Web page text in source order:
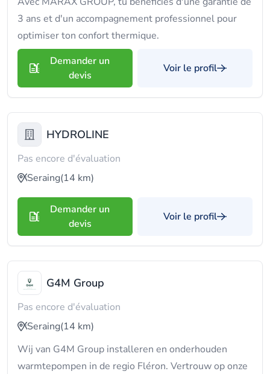
3 ans et d'un accompagnement professionnel pour
optimiser ton confort thermique.
Demander un
devis
Voir le profil
HYDROLINE
Pas encore d'évaluation
Seraing(14 km)
Demander un
devis
Voir le profil
G4M Group
Pas encore d'évaluation
Seraing(14 km)
Wij van G4M Group installeren en onderhouden
warmtepompen in de regio Fléron. Vertrouw op onze